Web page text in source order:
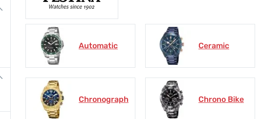
Automatic Ceramic
Chronograph Chrono Bike